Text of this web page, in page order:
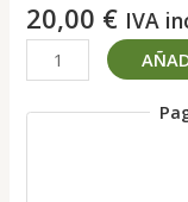
20,00 € IVA
Tratamiento
anti
caida